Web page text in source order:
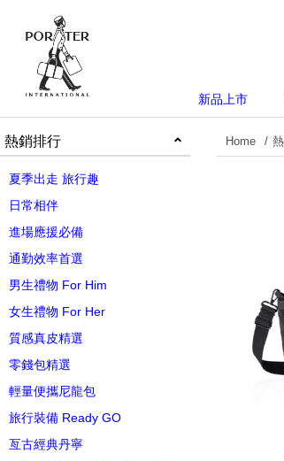
新品上市
熱銷排行
夏季出走 旅行趣
日常相伴
進場應援必備
通勤效率首選
男生禮物 For Him
女生禮物 For Her
質感真皮精選
零錢包精選
輕量便攜尼龍包
旅行裝備 Ready GO
亙古經典丹寧
Home